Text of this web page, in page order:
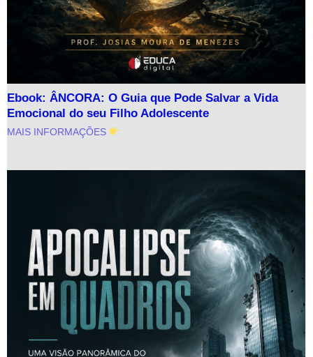
Ebook: ÂNCORA: O Guia que Pode Salvar a Vida
Emocional do seu Filho Adolescente
MAIS INFORMAÇÕES